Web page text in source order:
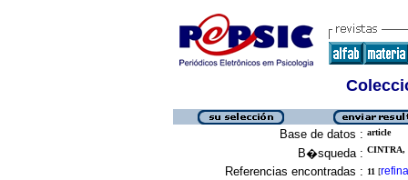
Base de datos : article
B�squeda : CINTRA,
Referencias encontradas : 11 [